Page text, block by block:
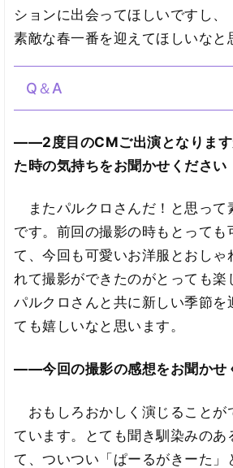
ションに出会ってほしいですし、
素敵な春一番を迎えてほしいなと
Q＆A
――2度目のCMご出演となります
た時の気持ちをお聞かせください
またパルクロさんだ！と思って
です。前回の撮影の時もとっても
て、今回も可愛いお洋服とおしゃ
れて撮影ができたのがとっても楽
パルクロさんと共に新しい季節を
ても嬉しいなと思います。
――今回の撮影の感想をお聞かせ
おもしろおかしく演じることが
ています。とても聞き馴染みのあ
て、ついつい「ぱーるがきーた」